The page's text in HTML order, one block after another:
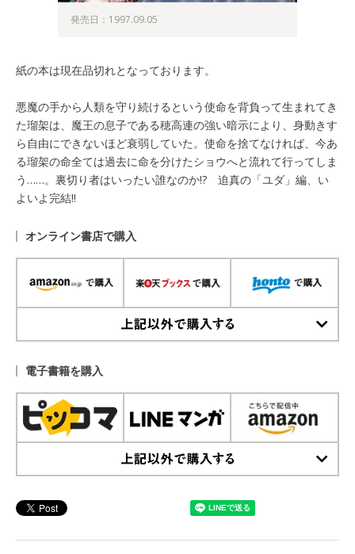
発売日：1997.09.05
紙の本は現在品切れとなっております。
悪魔の手から人類を守り続けるという使命を背負って生まれてき
た瑠架は、魔王の息子である穂高連の強い暗示により、身動きす
ら自由にできないほど衰弱していた。使命を捨てなければ、今あ
る瑠架の命全ては過去に命を分けたショウへと流れて行ってしま
う……。裏切り者はいったい誰なのか!? 迫真の「ユダ」編、い
よいよ完結!!
オンライン書店で購入
電子書籍を購入